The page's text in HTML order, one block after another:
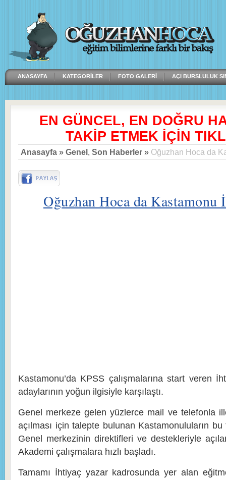
ANASAYFA KATEGORILER FOTO GALERI AÇI BURSLULUK
EN GÜNCEL, EN DOĞRU
TAKİP ETMEK İÇİN
Anasayfa » Genel, Son Haberler » Oğuzhan Hoca da
Oğuzhan Hoca da Kastamonu
Kastamonu’da KPSS çalışmalarına start veren
adaylarının yoğun ilgisiyle karşılaştı.
Genel merkeze gelen yüzlerce mail ve telefonla
açılması için talepte bulunan Kastamonuluların
Genel merkezinin direktifleri ve destekleriyle
Akademi çalışmalara hızlı başladı.
Tamamı İhtiyaç yazar kadrosunda yer alan